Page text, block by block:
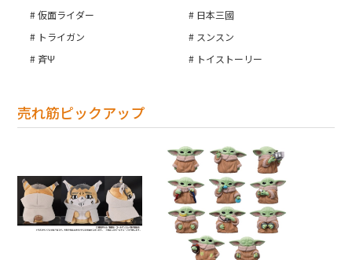
仮面ライダー
日本三國
トライガン
スンスン
斉Ψ
トイストーリー
売れ筋ピックアップ